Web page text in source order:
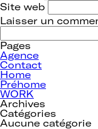
Site web
Rechercher :
Pages
Agence
Contact
Home
Préhome
WORK
Archives
Catégories
Aucune catégorie